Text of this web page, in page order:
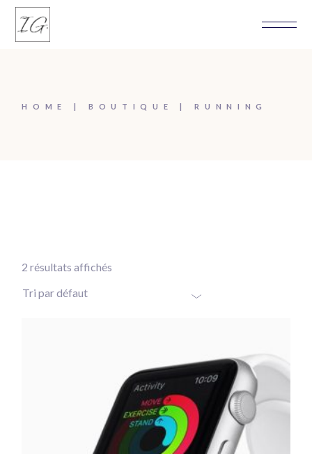
Skip
content
HOME BOUTIQUE RUNNING
2 résultats affichés
Tri par défaut